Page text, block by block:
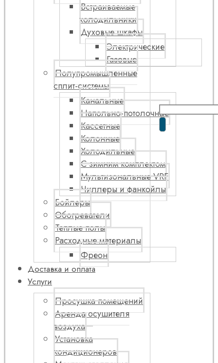
Встраиваемые
холодильники
Духовые шкафы
Электрические
Газовые
Полупромышленные
сплит-системы
Канальные
Напольно-потолочные
Кассетные
Колонные
Холодильные
С зимним комплектом
Мультизональные VRF
Чиллеры и фанкойлы
Бойлеры
Обогреватели
Теплые полы
Расходные материалы
Фреон
Доставка и оплата
Услуги
Просушка помещений
Аренда осушителя
воздуха
Установка
кондиционеров